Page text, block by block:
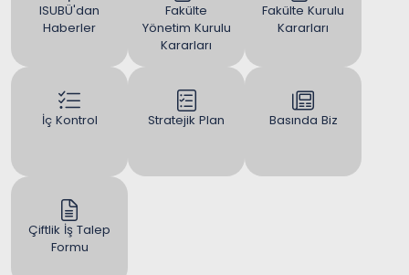
ISUBÜ'dan
Haberler
Fakülte
Yönetim Kurulu
Kararları
Fakülte Kurulu
Kararları
İç Kontrol Stratejik Plan Basında Biz
Çiftlik İş Talep
Formu